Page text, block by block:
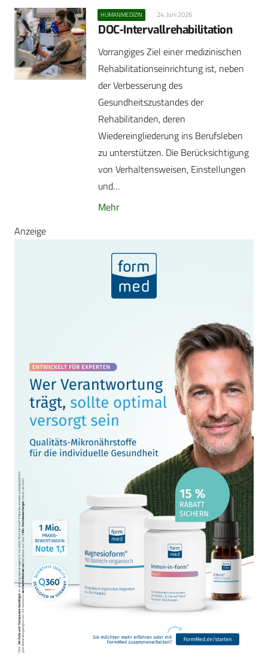
HUMANMEDIZIN 24. Juni 2026
DOC-Intervallrehabilitation
Vorrangiges Ziel einer medizinischen
Rehabilitationseinrichtung ist, neben
der Verbesserung des
Gesundheitszustandes der
Rehabilitanden, deren
Wiedereingliederung ins Berufsleben
zu unterstützen. Die Berücksichtigung
von Verhaltensweisen, Einstellungen
und…
Mehr
Anzeige